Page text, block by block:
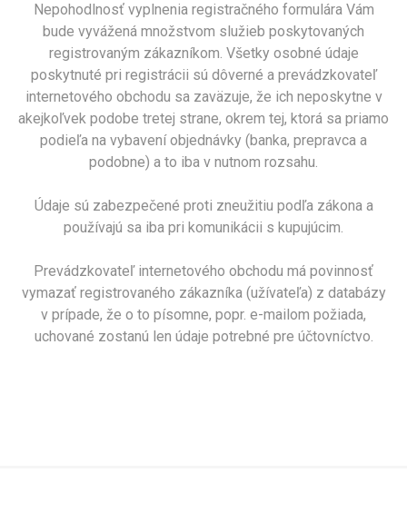
Nepohodlnosť vyplnenia registračného formulára Vám
bude vyvážená množstvom služieb poskytovaných
registrovaným zákazníkom. Všetky osobné údaje
poskytnuté pri registrácii sú dôverné a prevádzkovateľ
internetového obchodu sa zaväzuje, že ich neposkytne v
akejkoľvek podobe tretej strane, okrem tej, ktorá sa priamo
podieľa na vybavení objednávky (banka, prepravca a
podobne) a to iba v nutnom rozsahu.
Údaje sú zabezpečené proti zneužitiu podľa zákona a
používajú sa iba pri komunikácii s kupujúcim.
Prevádzkovateľ internetového obchodu má povinnosť
vymazať registrovaného zákazníka (užívateľa) z databázy
v prípade, že o to písomne, popr. e-mailom požiada,
uchované zostanú len údaje potrebné pre účtovníctvo.